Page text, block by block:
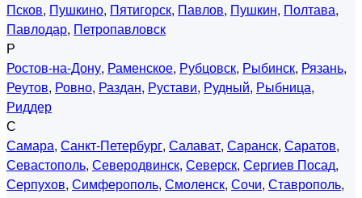
Псков, Пушкино, Пятигорск, Павлов, Пушкин, Полтава,
Павлодар, Петропавловск
Р
Ростов-на-Дону, Раменское, Рубцовск, Рыбинск, Рязань,
Реутов, Ровно, Раздан, Рустави, Рудный, Рыбница,
Риддер
С
Самара, Санкт-Петербург, Салават, Саранск, Саратов,
Севастополь, Северодвинск, Северск, Сергиев Посад,
Серпухов, Симферополь, Смоленск, Сочи, Ставрополь,